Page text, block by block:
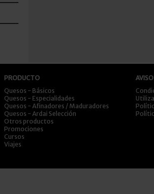
PRODUCTO
Quesos - Básicos
Quesos - Especialidades
Quesos - Afinadores / Maduradores
Quesos - Ardai Selección
Otros productos
Promociones
Cursos
Viajes